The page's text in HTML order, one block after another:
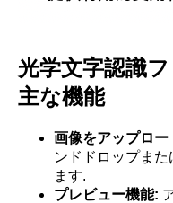
光学文字認識
主な機能
画像をアップロー
ンドドロップま
ます.
プレビュー機能: